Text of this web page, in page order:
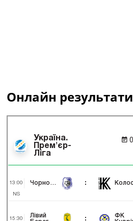
Онлайн результати